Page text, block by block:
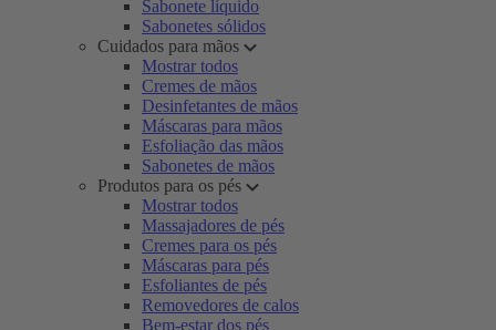
Sabonete líquido
Sabonetes sólidos
Cuidados para mãos
Mostrar todos
Cremes de mãos
Desinfetantes de mãos
Máscaras para mãos
Esfoliação das mãos
Sabonetes de mãos
Produtos para os pés
Mostrar todos
Massajadores de pés
Cremes para os pés
Máscaras para pés
Esfoliantes de pés
Removedores de calos
Bem-estar dos pés